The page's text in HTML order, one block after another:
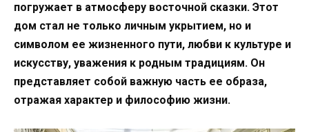
погружает в атмосферу восточной сказки. Этот
дом стал не только личным укрытием, но и
символом ее жизненного пути, любви к культуре и
искусству, уважения к родным традициям. Он
представляет собой важную часть ее образа,
отражая характер и философию жизни.